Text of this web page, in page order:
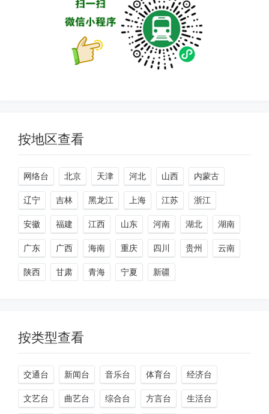
按地区查看
网络台 北京 天津 河北 山西 内蒙古
辽宁 吉林 黑龙江 上海 江苏 浙江
安徽 福建 江西 山东 河南 湖北 湖南
广东 广西 海南 重庆 四川 贵州 云南
陕西 甘肃 青海 宁夏 新疆
按类型查看
交通台 新闻台 音乐台 体育台 经济台
文艺台 曲艺台 综合台 方言台 生活台